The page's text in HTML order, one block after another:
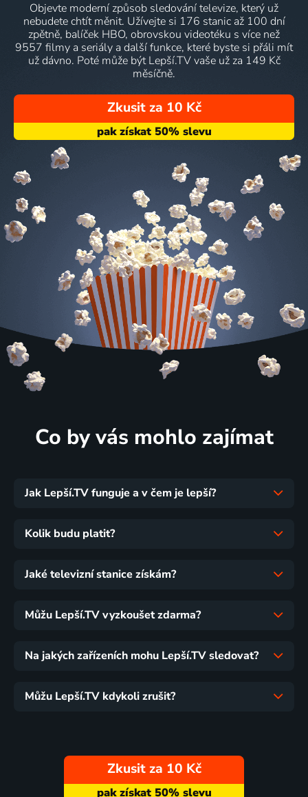
Objevte moderní způsob sledování televize, který už
nebudete chtít měnit. Užívejte si 176 stanic až 100 dní
zpětně, balíček HBO, obrovskou videotéku s více než
9557 filmy a seriály a další funkce, které byste si přáli mít
už dávno. Poté může být Lepší.TV vaše už za 149 Kč
měsíčně.
Zkusit za 10 Kč
Co by vás mohlo zajímat
Jak Lepší.TV funguje a v čem je lepší?
Kolik budu platit?
Jaké televizní stanice získám?
Můžu Lepší.TV vyzkoušet zdarma?
Na jakých zařízeních mohu Lepší.TV sledovat?
Můžu Lepší.TV kdykoli zrušit?
Zkusit za 10 Kč